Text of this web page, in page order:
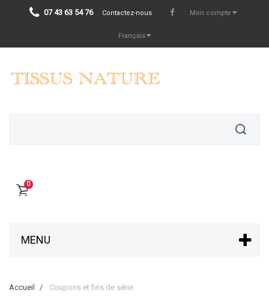
07 43 63 54 76 Contactez-nous Mon compte
Français
0
MENU
Accueil Coupons et fins de série